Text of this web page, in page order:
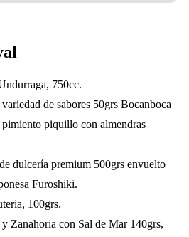
750cc.
de sabores 50grs Bocanboca
pimiento piquillo con almendras
dulcería premium 500grs envuelto
Furoshiki.
100grs.
Zanahoria con Sal de Mar 140grs,